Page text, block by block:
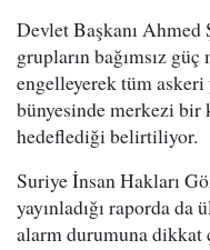
Devlet Başkanı
grupların bağımsız
engelleyerek tüm askeri
bünyesinde merkezi bir
hedeflediği belirtiliyor.
Suriye İnsan Hakları
yayınladığı raporda
alarm durumuna